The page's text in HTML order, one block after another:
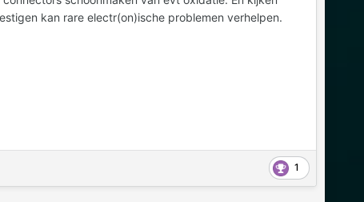
kan rare electr(on)ische problemen verhelpen.
1